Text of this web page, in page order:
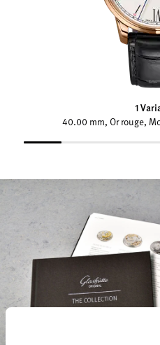
1
40.00 mm, Or rouge,